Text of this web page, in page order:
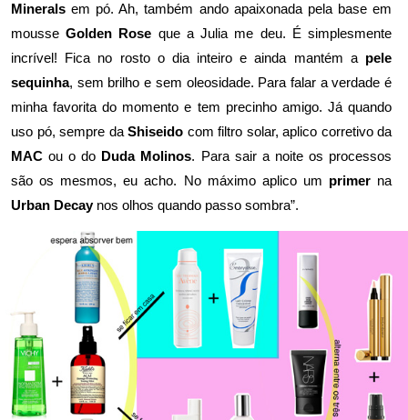
Minerals em pó. Ah, também ando apaixonada pela base em
mousseGolden Rose que a Julia me deu. É simplesmente
incrível! Fica no rosto o dia inteiro e ainda mantém a pele
sequinha, sem brilho e sem oleosidade. Para falar a verdade é
minha favorita do momento e tem precinho amigo. Já quando
uso pó, sempre da Shiseido com filtro solar, aplico corretivo da
MAC ou o do Duda Molinos. Para sair a noite os processos
são os mesmos, eu acho. No máximo aplico um primerna
Urban Decaynos olhos quando passo sombra”.